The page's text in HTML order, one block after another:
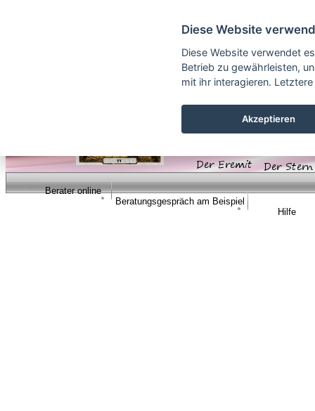
Berater online
Beratungsgespräch am Beispiel
Hilfe
Diese Website
Diese Website verwendet
Betrieb zu gewährleisten,
mit ihr interagieren.
Akzeptieren